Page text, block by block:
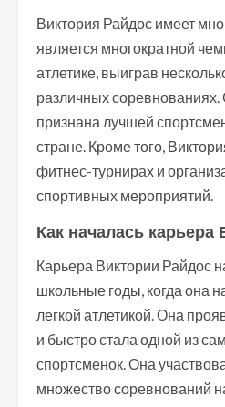
Виктория Райдос имеет
является многократной
атлетике, выиграв
различных
признана лучшей
стране. Кроме того,
фитнес-турнирах и
спортивных мероприятий.
Как началась карьера
Карьера Виктории Райдос
школьные годы, когда она
легкой атлетикой. Она
и быстро стала одной из
спортсменок. Она
множество соревнований